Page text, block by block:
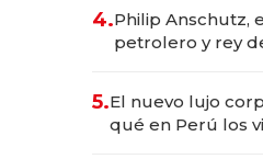
4.Philip Anschutz,
petrolero y rey
Fénix
5.El nuevo lujo
qué en Perú los